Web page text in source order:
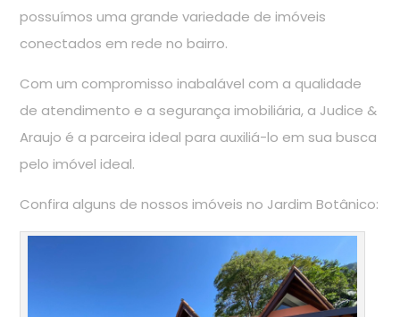
possuímos uma grande variedade de imóveis
conectados em rede no bairro.
Com um compromisso inabalável com a qualidade
de atendimento e a segurança imobiliária, a Judice &
Araujo é a parceira ideal para auxiliá-lo em sua busca
pelo imóvel ideal.
Confira alguns de nossos imóveis no Jardim Botânico: